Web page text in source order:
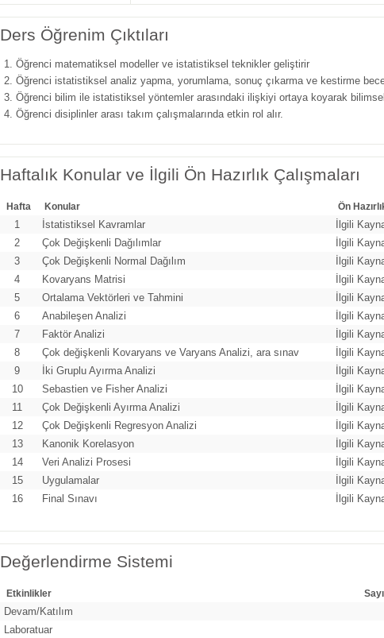
Ders Öğrenim Çıktıları
Öğrenci matematiksel modeller ve istatistiksel teknikler geliştirir
Öğrenci istatistiksel analiz yapma, yorumlama, sonuç çıkarma ve kestirme
Öğrenci bilim ile istatistiksel yöntemler arasındaki ilişkiyi ortaya koyarak
Öğrenci disiplinler arası takım çalışmalarında etkin rol alır.
Haftalık Konular ve İlgili Ön Hazırlık Çalışmaları
Hafta Konular Ön
1 İstatistiksel Kavramlar
İlgili
2
Çok Değişkenli Dağılımlar
İlgili
3
Çok Değişkenli Normal Dağılım
İlgili
4
Kovaryans Matrisi
İlgili
5
Ortalama Vektörleri ve Tahmini
İlgili
6
Anabileşen Analizi
İlgili
7
Faktör Analizi
İlgili
8
Çok değişkenli Kovaryans ve Varyans Analizi, ara sınav
İlgili
9
İki Gruplu Ayırma Analizi
İlgili
10
Sebastien ve Fisher Analizi
İlgili
11
Çok Değişkenli Ayırma Analizi
İlgili
12
Çok Değişkenli Regresyon Analizi
İlgili
13
Kanonik Korelasyon
İlgili
14
Veri Analizi Prosesi
İlgili
15
Uygulamalar
İlgili
16
Final Sınavı İlgili
Değerlendirme Sistemi
Etkinlikler Sayı
Devam/Katılım
Laboratuar